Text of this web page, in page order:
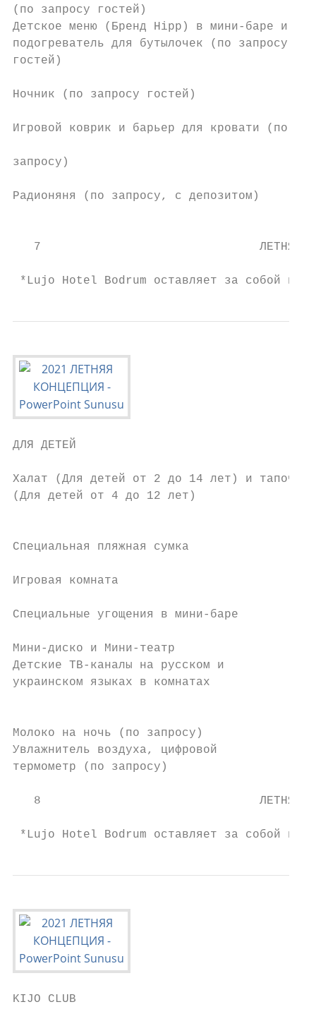
(по запросу гостей)
Детское меню (Бренд Hipp) в мини-баре и
подогреватель для бутылочек (по
гостей)
Ночник (по запросу гостей)
Игровой коврик и барьер для кровати (по
запросу)
Радионяня (по запросу, с депозитом)
7                               ЛЕТНЯЯ
*Lujo Hotel Bodrum оставляет за собой
ДЛЯ ДЕТЕЙ
Халат (Для детей от 2 до 14 лет) и
(Для детей от 4 до 12 лет)
Специальная пляжная сумка
Игровая комната
Специальные угощения в мини-баре
Мини-диско и Мини-театр
Детские ТВ-каналы на русском и
украинском языках в комнатах
Молоко на ночь (по запросу)
Увлажнитель воздуха, цифровой
термометр (по запросу)
8                               ЛЕТНЯЯ
*Lujo Hotel Bodrum оставляет за собой
KIJO CLUB